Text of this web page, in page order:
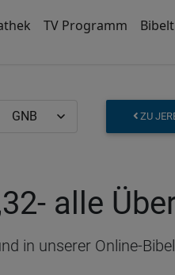
TV Programm
ZU
- alle
in unserer Online-